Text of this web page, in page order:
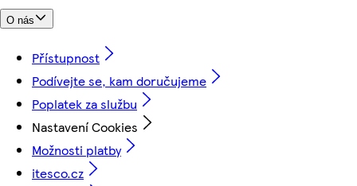
O nás
Přístupnost
Podívejte se, kam doručujeme
Poplatek za službu
Nastavení Cookies
Možnosti platby
itesco.cz